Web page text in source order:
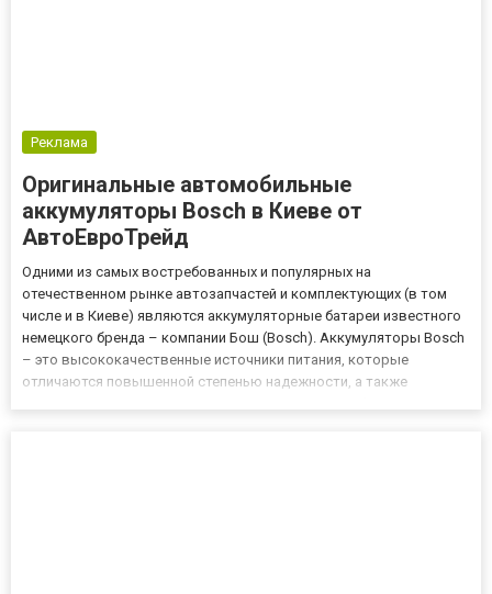
Реклама
Оригинальные автомобильные
аккумуляторы Bosch в Киеве от
АвтоЕвроТрейд
Одними из самых востребованных и популярных на
отечественном рынке автозапчастей и комплектующих (в том
числе и в Киеве) являются аккумуляторные батареи известного
немецкого бренда – компании Бош (Bosch). Аккумуляторы Bosch
– это высококачественные источники питания, которые
отличаются повышенной степенью надежности, а также